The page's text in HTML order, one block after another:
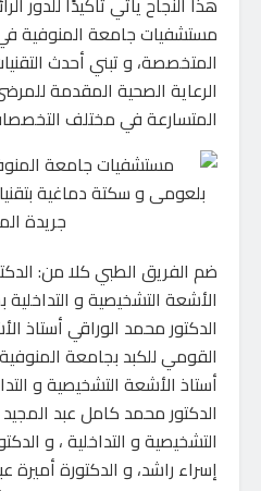
مستشفيات جامعة المنوفية
المتخصصة، و تبني أحدث
الرعاية الصحية المقدمة
المتسارعة في مختلف
ضم الفريق الطبي كلا من:
الأشعة التشخيصية و
الدكتور محمد الوراقي أستاذ
القومي للكبد بجامعة
أستاذ الأشعة التشخيصية و
الدكتور محمد كامل عبد
التشخيصية و التداخلية ، و
إسراء راشد، و الدكتورة أميرة